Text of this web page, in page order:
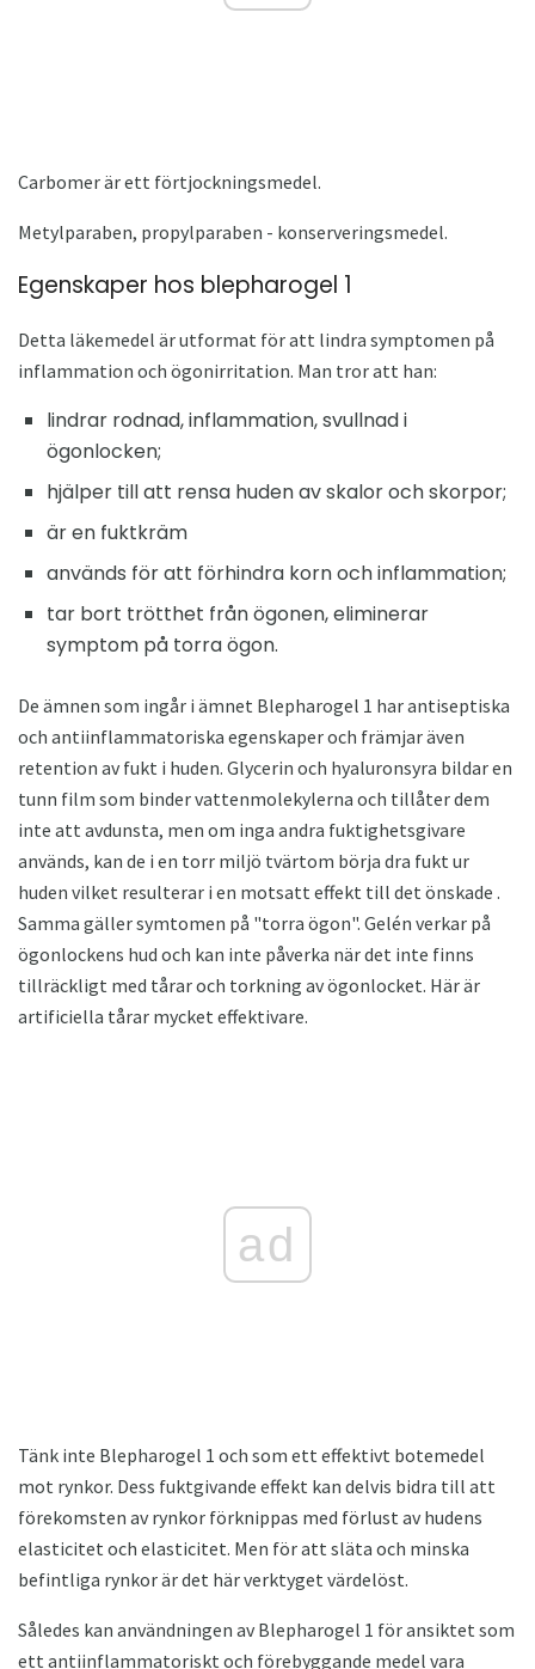
Carbomer är ett förtjockningsmedel.
Metylparaben, propylparaben - konserveringsmedel.
Egenskaper hos blepharogel 1
Detta läkemedel är utformat för att lindra symptomen på
inflammation och ögonirritation. Man tror att han:
lindrar rodnad, inflammation, svullnad i
ögonlocken;
hjälper till att rensa huden av skalor och skorpor;
är en fuktkräm
används för att förhindra korn och inflammation;
tar bort trötthet från ögonen, eliminerar
symptom på torra ögon.
De ämnen som ingår i ämnet Blepharogel 1 har antiseptiska
och antiinflammatoriska egenskaper och främjar även
retention av fukt i huden. Glycerin och hyaluronsyra bildar en
tunn film som binder vattenmolekylerna och tillåter dem
inte att avdunsta, men om inga andra fuktighetsgivare
används, kan de i en torr miljö tvärtom börja dra fukt ur
huden vilket resulterar i en motsatt effekt till det önskade .
Samma gäller symtomen på "torra ögon". Gelén verkar på
ögonlockens hud och kan inte påverka när det inte finns
tillräckligt med tårar och torkning av ögonlocket. Här är
artificiella tårar mycket effektivare.
ad
Tänk inte Blepharogel 1 och som ett effektivt botemedel
mot rynkor. Dess fuktgivande effekt kan delvis bidra till att
förekomsten av rynkor förknippas med förlust av hudens
elasticitet och elasticitet. Men för att släta och minska
befintliga rynkor är det här verktyget värdelöst.
Således kan användningen av Blepharogel 1 för ansiktet som
ett antiinflammatoriskt och förebyggande medel vara